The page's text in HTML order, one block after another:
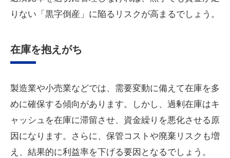
りない「黒字倒産」に陥るリスクが高まるでしょう。
在庫を抱えがち
製造業や小売業などでは、需要変動に備えて在庫を多
めに確保する傾向があります。しかし、過剰在庫はキ
ャッシュを在庫に滞留させ、資金繰りを悪化させる原
因になります。さらに、保管コストや廃棄リスクも増
え、結果的に利益率を下げる要因となるでしょう。